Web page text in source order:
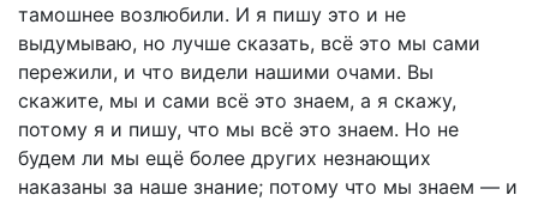
тамошнее возлюбили. И я пишу это и не
выдумываю, но лучше сказать, всё это мы сами
пережили, и что видели нашими очами. Вы
скажите, мы и сами всё это знаем, а я скажу,
потому я и пишу, что мы всё это знаем. Но не
будем ли мы ещё более других незнающих
наказаны за наше знание; потому что мы знаем — и